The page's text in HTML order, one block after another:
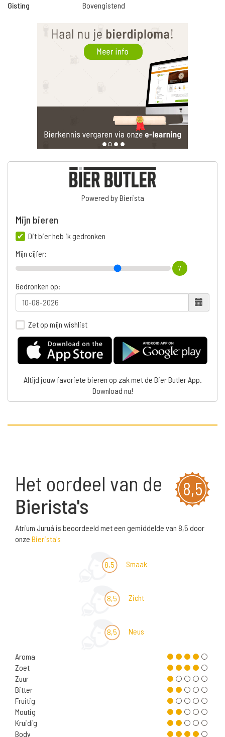
Gisting
Bovengistend
Powered by Bierista
Mijn bieren
Dit bier heb ik gedronken
Mijn cijfer:
7
Gedronken op:
Zet op mijn wishlist
Altijd jouw favoriete bieren op zak met de Bier Butler App.
Download nu!
8,5
Het oordeel van de
Bierista's
Atrium Juruá is beoordeeld met een gemiddelde van 8,5 door
onze Bierista's
8,5 Smaak
8,5 Zicht
8,5 Neus
Aroma
Zoet
Zuur
Bitter
Fruitig
Moutig
Kruidig
Body